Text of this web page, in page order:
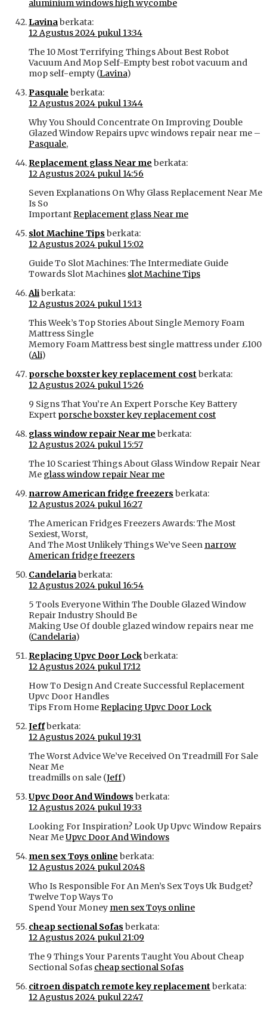
aluminium windows high wycombe
Lavinaberkata:
12 Agustus 2024 pukul 13:34
The 10 Most Terrifying Things About Best Robot
Vacuum And Mop Self-Empty best robot vacuum and
mop self-empty (Lavina)
Pasquale berkata:
12 Agustus 2024 pukul 13:44
Why You Should Concentrate On Improving Double
Glazed Window Repairs upvc windows repair near me –
Pasquale,
Replacement glass Near me berkata:
12 Agustus 2024 pukul 14:56
Seven Explanations On Why Glass Replacement Near Me
Is So
ImportantReplacement glass Near me
slot Machine Tips berkata:
12 Agustus 2024 pukul 15:02
Guide To Slot Machines: The Intermediate Guide
Towards Slot Machines slot Machine Tips
Aliberkata:
12 Agustus 2024 pukul 15:13
This Week’s Top Stories About Single Memory Foam
Mattress Single
Memory Foam Mattress best single mattress under £100
(Ali)
porsche boxster key replacement cost berkata:
12 Agustus 2024 pukul 15:26
9 Signs That You’re An Expert Porsche Key Battery
Expert porsche boxster key replacement cost
glass window repair Near me berkata:
12 Agustus 2024 pukul 15:57
The 10 Scariest Things About Glass Window Repair Near
Me glass window repair Near me
narrow American fridge freezers berkata:
12 Agustus 2024 pukul 16:27
The American Fridges Freezers Awards: The Most
Sexiest, Worst,
And The Most Unlikely Things We’ve Seen narrow
American fridge freezers
Candelariaberkata:
12 Agustus 2024 pukul 16:54
5 Tools Everyone Within The Double Glazed Window
Repair Industry Should Be
Making Use Of double glazed window repairs near me
(Candelaria)
Replacing Upvc Door Lockberkata:
12 Agustus 2024 pukul 17:12
How To Design And Create Successful Replacement
Upvc Door Handles
Tips From HomeReplacing Upvc Door Lock
Jeffberkata:
12 Agustus 2024 pukul 19:31
The Worst Advice We’ve Received On Treadmill For Sale
Near Me
treadmills on sale (Jeff)
Upvc Door And Windows berkata:
12 Agustus 2024 pukul 19:33
Looking For Inspiration? Look Up Upvc Window Repairs
Near MeUpvc Door And Windows
men sex Toys online berkata:
12 Agustus 2024 pukul 20:48
Who Is Responsible For An Men’s Sex Toys Uk Budget?
Twelve Top Ways To
Spend Your Money men sex Toys online
cheap sectional Sofas berkata:
12 Agustus 2024 pukul 21:09
The 9 Things Your Parents Taught You About Cheap
Sectional Sofas cheap sectional Sofas
citroen dispatch remote key replacement berkata:
12 Agustus 2024 pukul 22:47